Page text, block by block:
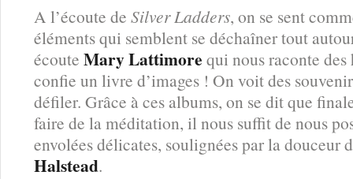
A l’écoute de Silver Ladders, on se sent
éléments qui semblent se déchaîner tout
écoute Mary Lattimore qui nous raconte
confie un livre d’images ! On voit des
défiler. Grâce à ces albums, on se dit que
faire de la méditation, il nous suffit de nous
envolées délicates, soulignées par la douceur
Halstead.